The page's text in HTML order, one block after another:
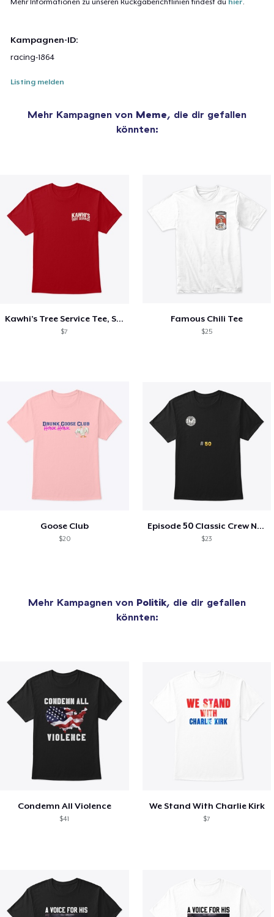
Mehr Informationen zu unseren Rückgaberichtlinien findest du hier.
Kampagnen-ID:
racing-1864
Listing melden
Mehr Kampagnen von Meme, die dir gefallen
könnten:
Kawhi’s Tree Service Tee, Shirts, Mug
$7
Famous Chili Tee
$25
Goose Club
$20
Episode 50 Classic Crew Neck T-Shirt
$23
Mehr Kampagnen von Politik, die dir gefallen
könnten:
Condemn All Violence
$41
We Stand With Charlie Kirk
$7